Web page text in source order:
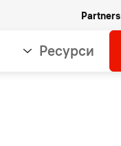
Partners
Ресурси